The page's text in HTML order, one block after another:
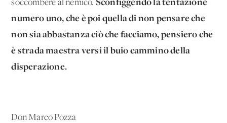
soccombere al nemico.
numero uno, che è poi quella di non pensare che
non sia abbastanza ciò che facciamo, pensiero che
è strada maestra versi il buio cammino della
disperazione.
Don Marco Pozza